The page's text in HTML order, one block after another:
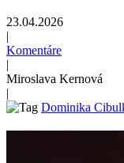
23.04.2026
|
Komentáre
|
Miroslava Kernová
|
Dominika